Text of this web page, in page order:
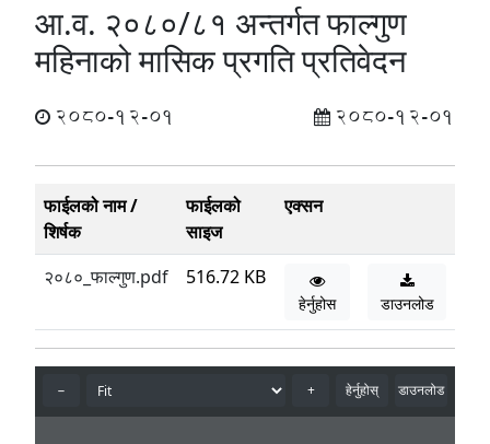
आ.व. २०८०/८१ अन्तर्गत फाल्गुण
महिनाको मासिक प्रगति प्रतिवेदन
2080-12-01 2080-12-01
फाईलको नाम /
शिर्षक
फाईलको
साइज
एक्सन
२०८०_फाल्गुण.pdf 516.72 KB
हेर्नुहोस डाउनलोड